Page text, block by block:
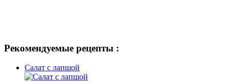
Рекомендуемые рецепты :
Салат с лапшой